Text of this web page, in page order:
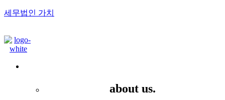
세무법인 가치
about us.